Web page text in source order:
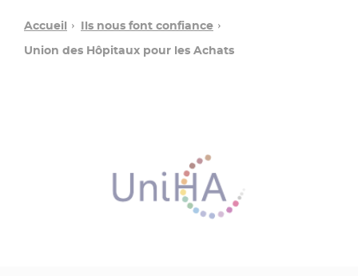
Accueil
Ils nous font confiance
Union des Hôpitaux pour les Achats